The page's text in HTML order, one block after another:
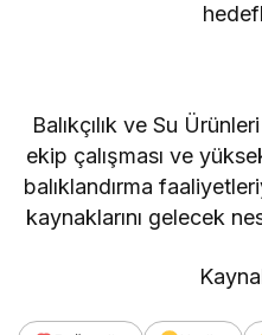
Balıkçılık ve Su
ekip çalışması ve
balıklandırma
kaynaklarını gelecek